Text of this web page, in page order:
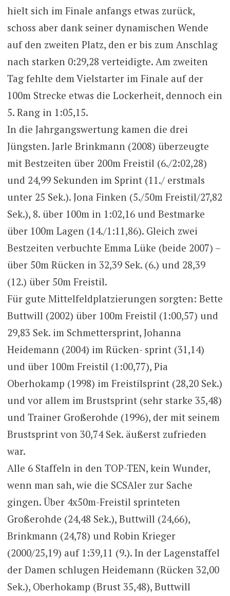
hielt sich im Finale anfangs etwas zurück,
schoss aber dank seiner dynamischen Wende
auf den zweiten Platz, den er bis zum Anschlag
nach starken 0:29,28 verteidigte. Am zweiten
Tag fehlte dem Vielstarter im Finale auf der
100m Strecke etwas die Lockerheit, dennoch ein
5. Rang in 1:05,15.
In die Jahrgangswertung kamen die drei
Jüngsten. Jarle Brinkmann (2008) überzeugte
mit Bestzeiten über 200m Freistil (6./2:02,28)
und 24,99 Sekunden im Sprint (11./ erstmals
unter 25 Sek.). Jona Finken (5./50m Freistil/27,82
Sek.), 8. über 100m in 1:02,16 und Bestmarke
über 100m Lagen (14./1:11,86). Gleich zwei
Bestzeiten verbuchte Emma Lüke (beide 2007) –
über 50m Rücken in 32,39 Sek. (6.) und 28,39
(12.) über 50m Freistil.
Für gute Mittelfeldplatzierungen sorgten: Bette
Buttwill (2002) über 100m Freistil (1:00,57) und
29,83 Sek. im Schmettersprint, Johanna
Heidemann (2004) im Rücken- sprint (31,14)
und über 100m Freistil (1:00,77), Pia
Oberhokamp (1998) im Freistilsprint (28,20 Sek.)
und vor allem im Brustsprint (sehr starke 35,48)
und Trainer Großerohde (1996), der mit seinem
Brustsprint von 30,74 Sek. äußerst zufrieden
war.
Alle 6 Staffeln in den TOP-TEN, kein Wunder,
wenn man sah, wie die SCSAler zur Sache
gingen. Über 4x50m-Freistil sprinteten
Großerohde (24,48 Sek.), Buttwill (24,66),
Brinkmann (24,78) und Robin Krieger
(2000/25,19) auf 1:39,11 (9.). In der Lagenstaffel
der Damen schlugen Heidemann (Rücken 32,00
Sek.), Oberhokamp (Brust 35,48), Buttwill